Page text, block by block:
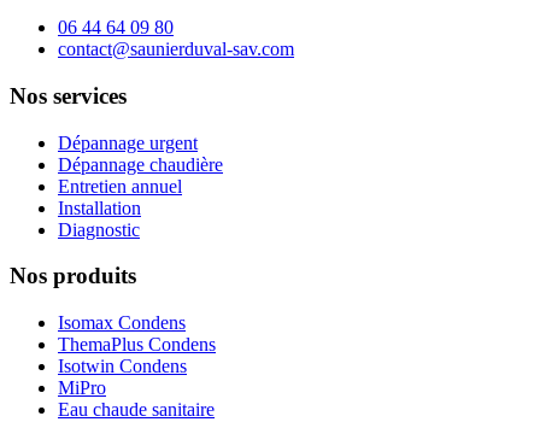
06 44 64 09 80
contact@saunierduval-sav.com
Nos services
Dépannage urgent
Dépannage chaudière
Entretien annuel
Installation
Diagnostic
Nos produits
Isomax Condens
ThemaPlus Condens
Isotwin Condens
MiPro
Eau chaude sanitaire